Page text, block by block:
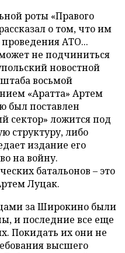
роты «Правого
о том, что им
АТО...
не подчиниться
новостной
восьмой
«Аратта» Артем
был поставлен
сектор» ложится под
структуру, либо
издание его
на войну.
батальонов – это
Луцак.
за Широкино были
и последние все еще
Покидать их они не
высшего